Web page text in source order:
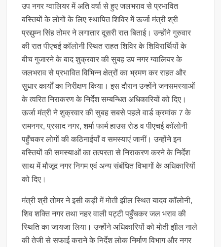
उप नगर ग्वालियर में अति वर्षा से हुए जलभराव से प्रभावित
बस्तियों के लोगों के लिए स्थापित शिविर में ऊर्जा मंत्री श्री
प्रद्युम्न सिंह तोमर ने लगातार दूसरी रात बिताई। उन्होंने गुरुवार
की रात पीएचई कॉलोनी स्थित राहत शिविर के शिविरार्थियों के
बीच गुजारने के बाद शुक्रवार की सुबह उप नगर ग्वालियर के
जलभराव से प्रभावित विभिन्न क्षेत्रों का भ्रमण कर राहत और
सुधार कार्यों का निरीक्षण किया। इस दौरान उन्होंने जनसमस्याओं
के त्वरित निराकरण के निर्देश सम्बन्धित अधिकारियों को दिए।
ऊर्जा मंत्री ने शुक्रवार की सुबह सबसे पहले वार्ड क्रमांक 7 के
रामनगर, प्रसाद नगर, शर्मा फार्म हाउस रोड व पीएचई कॉलोनी
पहुँचकर लोगों की कठिनाईयाँ व समस्याएं जानीं। उन्होंने इन
बस्तियों की समस्याओं का तत्परता से निराकरण करने के निर्देश
साथ में मौजूद नगर निगम एवं अन्य संबंधित विभागों के अधिकारियों
को दिए।
मंत्री श्री तोमर ने इसी कड़ी में मोती झील स्थित यादव कॉलोनी,
शिव शक्ति नगर तथा नहर वाली पट्टी पहुँचकर जल भराव की
स्थिति का जायजा लिया। उन्होंने अधिकारियों को मोती झील नाले
की तेजी से सफाई कराने के निर्देश लोक निर्माण विभाग और नगर